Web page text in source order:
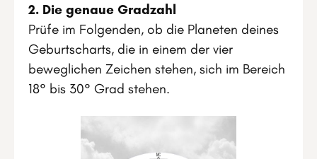
2. Die genaue Gradzahl
Prüfe im Folgenden, ob die Planeten deines
Geburtscharts, die in einem der vier
beweglichen Zeichen stehen, sich im Bereich
18° bis 30° Grad stehen.